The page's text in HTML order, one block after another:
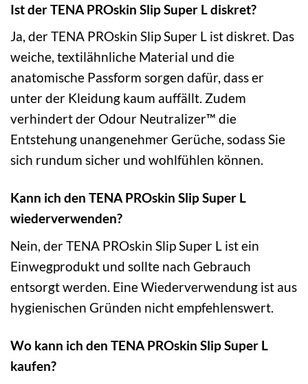
Ist der TENA PROskin Slip Super L diskret?
Ja, der TENA PROskin Slip Super L ist diskret. Das
weiche, textilähnliche Material und die
anatomische Passform sorgen dafür, dass er
unter der Kleidung kaum auffällt. Zudem
verhindert der Odour Neutralizer™ die
Entstehung unangenehmer Gerüche, sodass Sie
sich rundum sicher und wohlfühlen können.
Kann ich den TENA PROskin Slip Super L
wiederverwenden?
Nein, der TENA PROskin Slip Super L ist ein
Einwegprodukt und sollte nach Gebrauch
entsorgt werden. Eine Wiederverwendung ist aus
hygienischen Gründen nicht empfehlenswert.
Wo kann ich den TENA PROskin Slip Super L
kaufen?